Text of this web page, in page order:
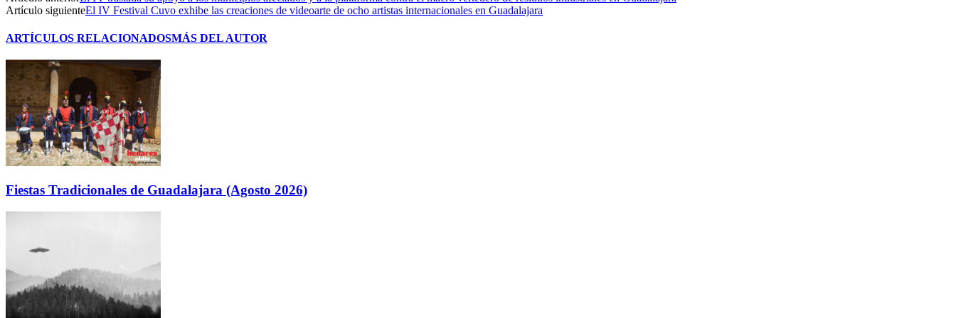
Artículo siguienteEl IV Festival Cuvo exhibe las creaciones de videoarte de ocho artistas internacionales en Guadalajara
ARTÍCULOS RELACIONADOSMÁS DEL AUTOR
Fiestas Tradicionales de Guadalajara (Agosto 2026)